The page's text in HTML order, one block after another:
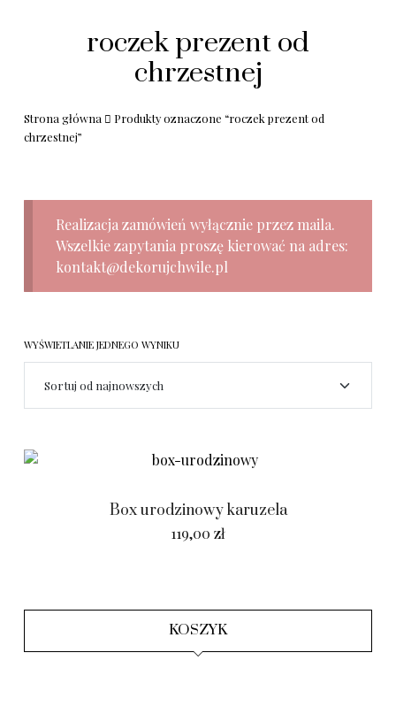
roczek prezent od
chrzestnej
Strona główna
Produkty oznaczone “roczek prezent od
chrzestnej”
Realizacja zamówień wyłącznie przez maila.
Wszelkie zapytania proszę kierować na adres:
kontakt@dekorujchwile.pl
WYŚWIETLANIE JEDNEGO WYNIKU
Box urodzinowy karuzela
119,00 zł
KOSZYK